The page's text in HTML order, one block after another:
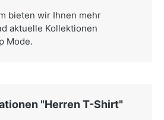
bieten wir Ihnen mehr
aktuelle Kollektionen
Mode.
"Herren T-Shirt"